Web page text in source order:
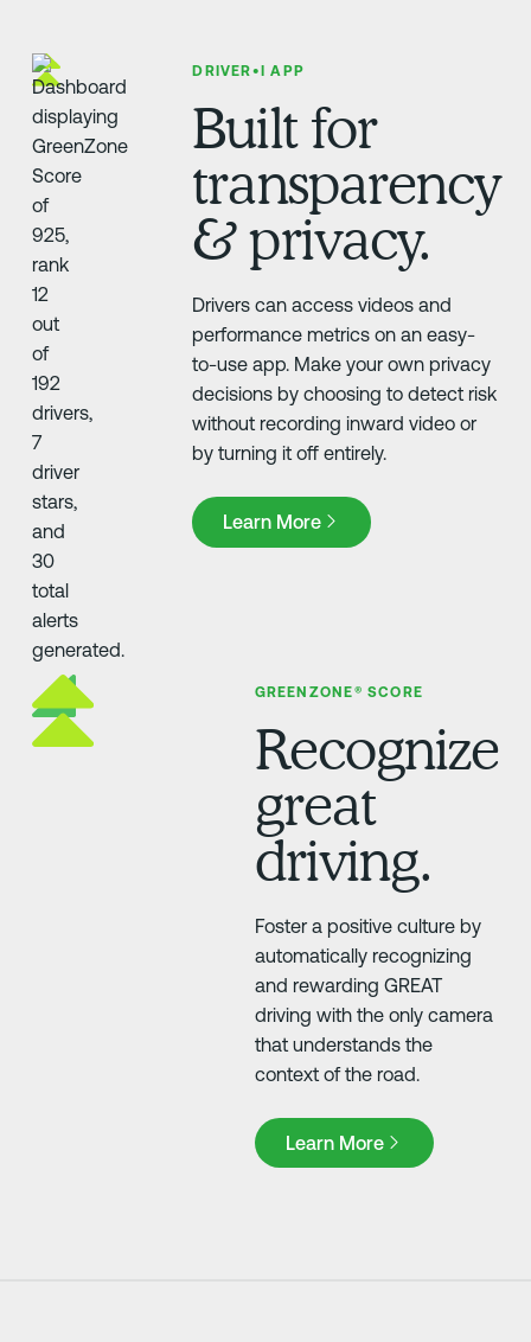
DRIVER•I APP
Built for
transparency
& privacy.
Drivers can access videos and
performance metrics on an easy-
to-use app. Make your own privacy
decisions by choosing to detect risk
without recording inward video or
by turning it off entirely.
Learn More
Learn More
GREENZONE® SCORE
Recognize
great
driving.
Foster a positive culture by
automatically recognizing
and rewarding GREAT
driving with the only camera
that understands the
context of the road.
Learn More
Learn More